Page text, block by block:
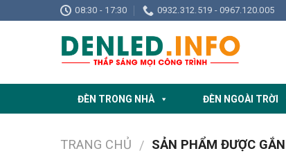
to
08:30 - 17:30 0932.312.519 - 0967.120.005
ĐÈN TRONG NHÀ ĐÈN NGOÀI TRỜI
TRANG CHỦ / SẢN PHẨM ĐƯỢC